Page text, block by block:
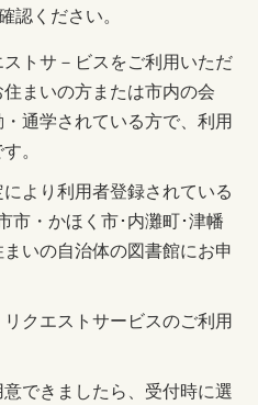
認ください。
トサ－ビスをご利用いただ
まいの方または市内の会
通学されている方で、利用
。
より利用者登録されている
市・かほく市･内灘町･津幡
いの自治体の図書館にお申
クエストサービスのご利用
できましたら、受付時に選